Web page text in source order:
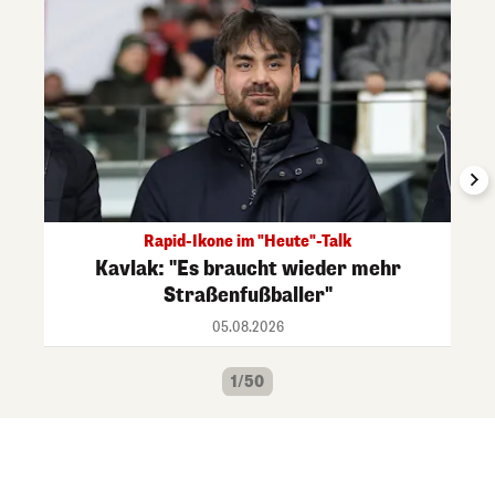
Rapid-Ikone im "Heute"-Talk
Kavlak: "Es braucht wieder mehr
Straßenfußballer"
05.08.2026
1/50